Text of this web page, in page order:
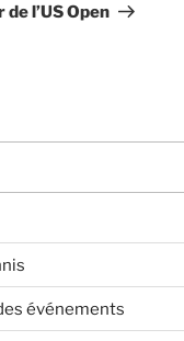
l’US Open
événements